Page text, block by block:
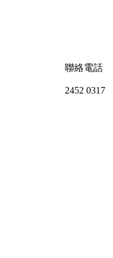
聯絡電話
2452 0317